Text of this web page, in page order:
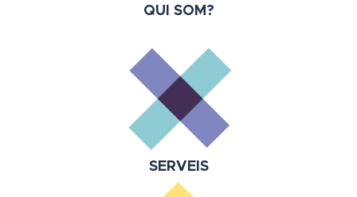
QUI SOM?
SERVEIS